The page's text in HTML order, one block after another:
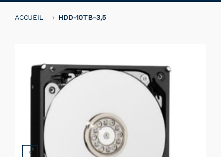
ACCUEIL HDD-10TB-3,5